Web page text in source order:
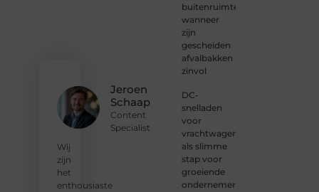
Jeroen
Schaap
Content
Specialist
Wij
zijn
het
enthousiaste
buitenruimte:
wanneer
zijn
gescheiden
afvalbakken
zinvol
DC-
snelladen
voor
vrachtwagens
als slimme
stap voor
groeiende
ondernemers